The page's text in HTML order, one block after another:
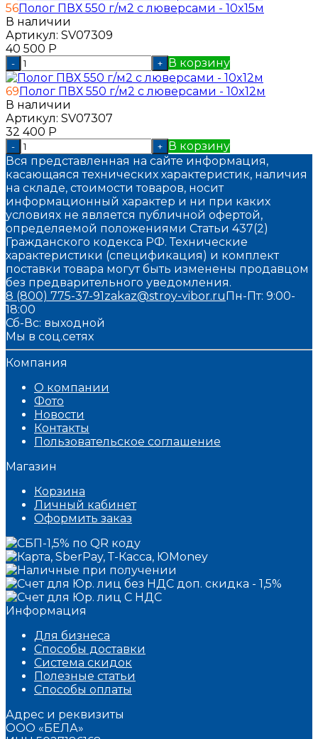
56Полог ПВХ 550 г/м2 с люверсами - 10x15м
В наличии
Артикул: SV07309
40 500 Р
- + В корзину
69Полог ПВХ 550 г/м2 с люверсами - 10x12м
В наличии
Артикул: SV07307
32 400 Р
- + В корзину
Вся представленная на сайте информация,
касающаяся технических характеристик, наличия
на складе, стоимости товаров, носит
информационный характер и ни при каких
условиях не является публичной офертой,
определяемой положениями Статьи 437(2)
Гражданского кодекса РФ. Технические
характеристики (спецификация) и комплект
поставки товара могут быть изменены продавцом
без предварительного уведомления.
8 (800) 775-37-91zakaz@stroy-vibor.ruПн-Пт: 9:00-
18:00
Сб-Вс: выходной
Мы в соц.сетях
Компания
О компании
Фото
Новости
Контакты
Пользовательское соглашение
Магазин
Корзина
Личный кабинет
Оформить заказ
Информация
Для бизнеса
Способы доставки
Система скидок
Полезные статьи
Способы оплаты
Адрес и реквизиты
ООО «БЕЛА»